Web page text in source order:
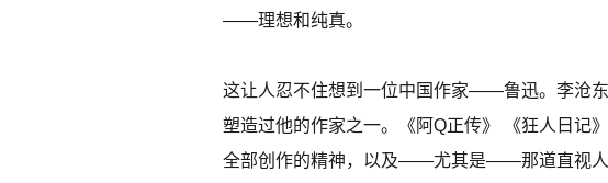
——理想和纯真。
这让人忍不住想到一位中国作家——鲁迅。李沧
塑造过他的作家之一。《阿Q正传》 《狂人日记
全部创作的精神，以及——尤其是——那道直视人